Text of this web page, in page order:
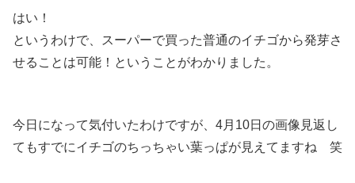
はい！
というわけで、スーパーで買った普通のイチゴから発芽さ
せることは可能！ということがわかりました。
今日になって気付いたわけですが、4月10日の画像見返し
てもすでにイチゴのちっちゃい葉っぱが見えてますね 笑